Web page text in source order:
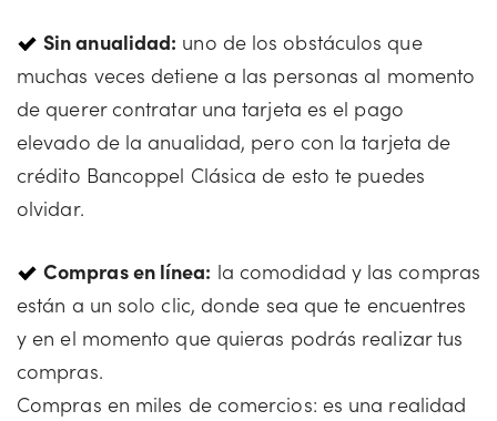
Sin anualidad: uno de los obstáculos que
muchas veces detiene a las personas al momento
de querer contratar una tarjeta es el pago
elevado de la anualidad, pero con la tarjeta de
crédito Bancoppel Clásica de esto te puedes
olvidar.
Compras en línea: la comodidad y las compras
están a un solo clic, donde sea que te encuentres
y en el momento que quieras podrás realizar tus
compras.
Compras en miles de comercios: es una realidad